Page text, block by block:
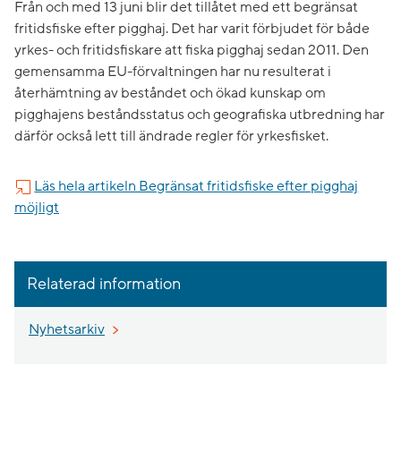
Från och med 13 juni blir det tillåtet med ett begränsat
fritidsfiske efter pigghaj. Det har varit förbjudet för både
yrkes- och fritidsfiskare att fiska pigghaj sedan 2011. Den
gemensamma EU-förvaltningen har nu resulterat i
återhämtning av beståndet och ökad kunskap om
pigghajens beståndsstatus och geografiska utbredning har
därför också lett till ändrade regler för yrkesfisket.
Läs hela artikeln Begränsat fritidsfiske efter pigghaj
möjligt
Relaterad information
Nyhetsarkiv